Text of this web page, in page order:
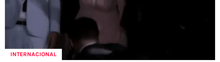
INTERNACIONAL